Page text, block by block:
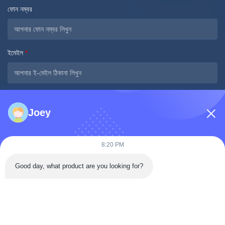
ফোন নম্বর
ইমেইল *
Joey
8:20 PM
Good day, what product are you looking for?